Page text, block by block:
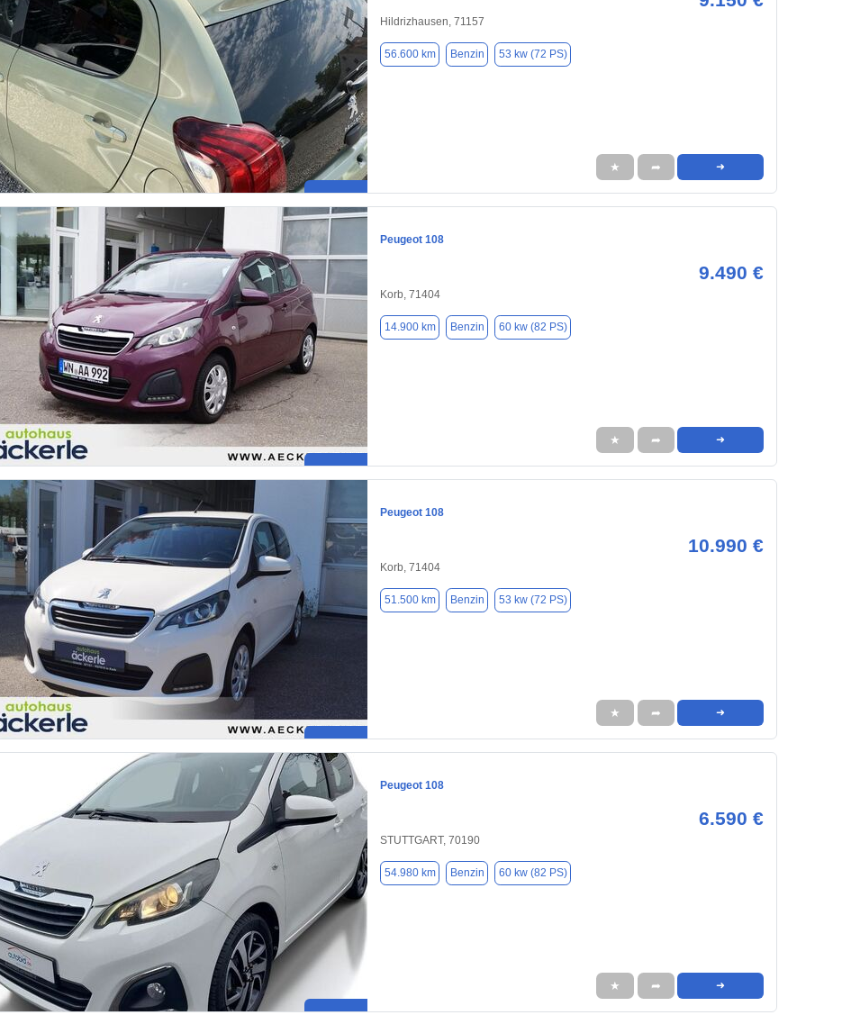
Hildrizhausen, 71157
56.600 km Benzin 53 kw (72 PS)
★ ➦ ➜
Peugeot 108
9.490 €
Korb, 71404
14.900 km Benzin 60 kw (82 PS)
★ ➦ ➜
Peugeot 108
10.990 €
Korb, 71404
51.500 km Benzin 53 kw (72 PS)
★ ➦ ➜
Peugeot 108
6.590 €
STUTTGART, 70190
54.980 km Benzin 60 kw (82 PS)
★ ➦ ➜